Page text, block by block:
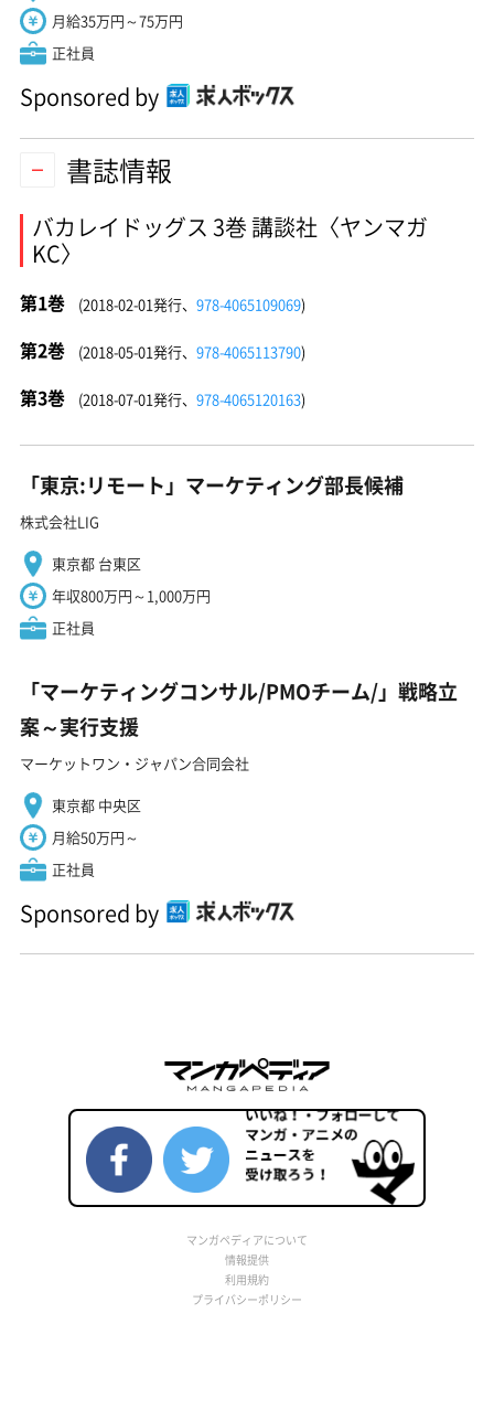
月給35万円～75万円
正社員
Sponsored by
書誌情報
バカレイドッグス 3巻 講談社〈ヤンマガ
KC〉
第1巻 (2018-02-01発行、 978-4065109069)
第2巻 (2018-05-01発行、 978-4065113790)
第3巻 (2018-07-01発行、 978-4065120163)
「東京:リモート」マーケティング部長候補
株式会社LIG
東京都 台東区
年収800万円～1,000万円
正社員
「マーケティングコンサル/PMOチーム/」戦略立
案～実行支援
マーケットワン・ジャパン合同会社
東京都 中央区
月給50万円～
正社員
Sponsored by
マンガペディアについて
情報提供
利用規約
プライバシーポリシー